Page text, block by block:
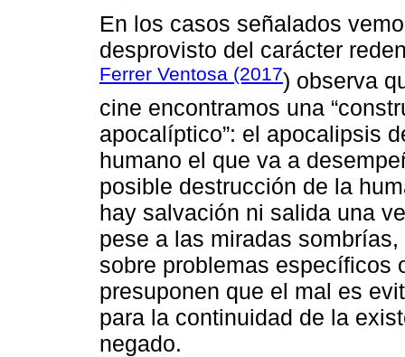
En los casos señalados
desprovisto del carácter
Ferrer Ventosa (2017) observa
cine encontramos una
apocalíptico”: el apocalipsis
humano el que va a
posible destrucción de la
hay salvación ni salida una
pese a las miradas
sobre problemas específicos
presuponen que el mal es
para la continuidad de la
negado.